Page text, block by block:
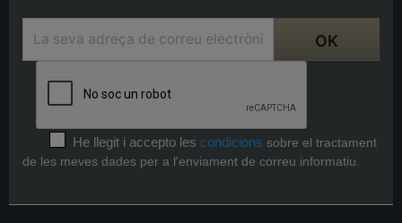
He llegit i accepto les condicions sobre el tractament
de les meves dades per a l'enviament de correu informatiu.